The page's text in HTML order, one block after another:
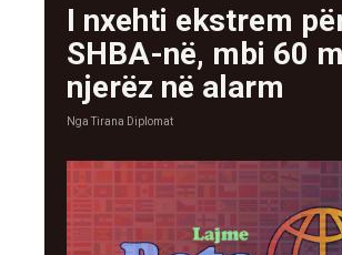
I nxehti ekstrem
SHBA-në, mbi 60
njerëz në alarm
NgaTirana Diplomat